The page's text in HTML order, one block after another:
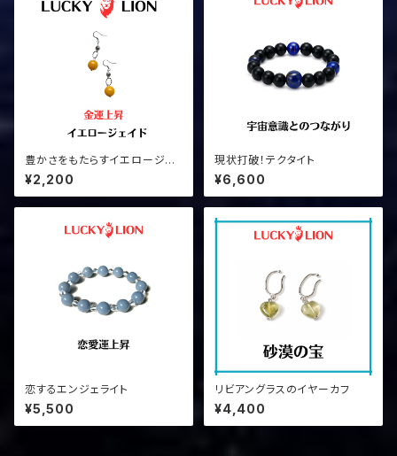
豊かさをもたらすイエロージェ
イドのピアス
¥2,200
現状打破！テクタイト
¥6,600
恋するエンジェライト
¥5,500
リビアングラスのイヤーカフ
¥4,400